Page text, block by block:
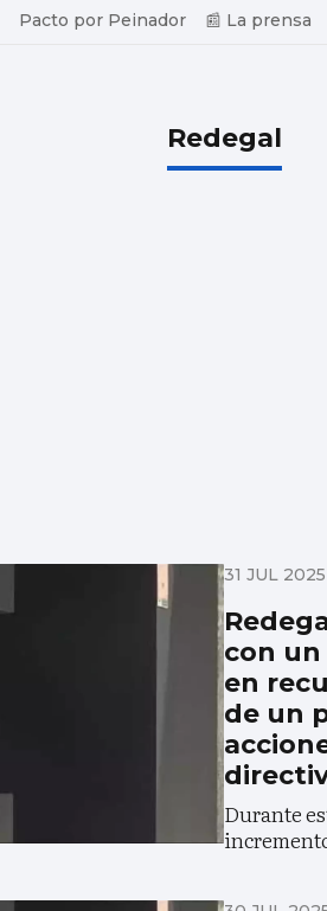
Pacto por Peinador 📰 La prensa
Redegal
31 JUL 2025
con un
en
de un
Durante